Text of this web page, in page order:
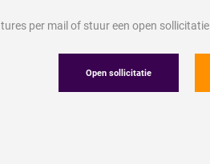
per mail of stuur een open sollicitatie
Open sollicitatie